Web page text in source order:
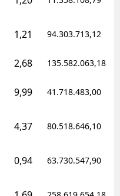
1,21 94.303.713,12
2,68 135.582.063,18
9,99 41.718.483,00
4,37 80.518.646,10
0,94 63.730.547,90